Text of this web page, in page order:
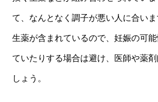
て、なんとなく調子が悪い人に合い
生薬が含まれているので、妊娠の可
ていたりする場合は避け、医師や薬
しょう。